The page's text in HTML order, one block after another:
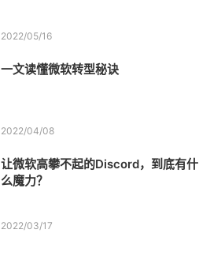
2022/05/16
一文读懂微软转型秘诀
2022/04/08
让微软高攀不起的Discord，到底有什
么魔力？
2022/03/17